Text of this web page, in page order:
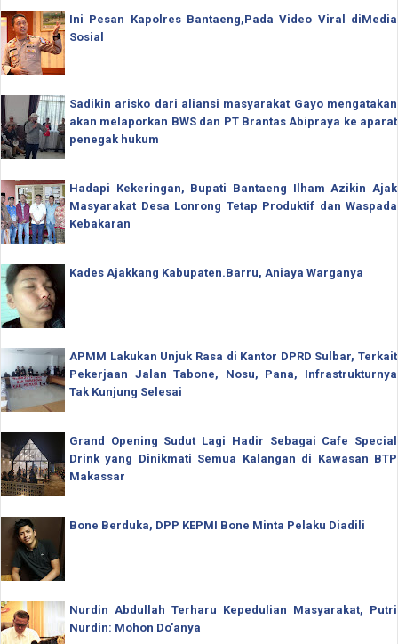
Ini Pesan Kapolres Bantaeng,Pada Video Viral diMedia
Sosial
Sadikin arisko dari aliansi masyarakat Gayo mengatakan
akan melaporkan BWS dan PT Brantas Abipraya ke aparat
penegak hukum
Hadapi Kekeringan, Bupati Bantaeng Ilham Azikin Ajak
Masyarakat Desa Lonrong Tetap Produktif dan Waspada
Kebakaran
Kades Ajakkang Kabupaten.Barru, Aniaya Warganya
APMM Lakukan Unjuk Rasa di Kantor DPRD Sulbar, Terkait
Pekerjaan Jalan Tabone, Nosu, Pana, Infrastrukturnya
Tak Kunjung Selesai
Grand Opening Sudut Lagi Hadir Sebagai Cafe Special
Drink yang Dinikmati Semua Kalangan di Kawasan BTP
Makassar
Bone Berduka, DPP KEPMI Bone Minta Pelaku Diadili
Nurdin Abdullah Terharu Kepedulian Masyarakat, Putri
Nurdin: Mohon Do'anya